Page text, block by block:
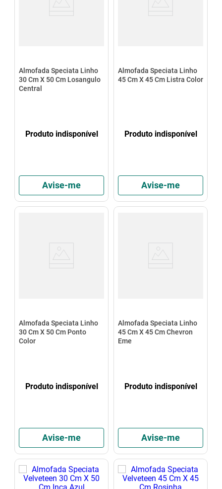
Almofada Speciata Linho
30 Cm X 50 Cm Losangulo
Central
Produto indisponível
Avise-me
Almofada Speciata Linho
45 Cm X 45 Cm Listra Color
Produto indisponível
Avise-me
Almofada Speciata Linho
30 Cm X 50 Cm Ponto
Color
Produto indisponível
Avise-me
Almofada Speciata Linho
45 Cm X 45 Cm Chevron
Eme
Produto indisponível
Avise-me